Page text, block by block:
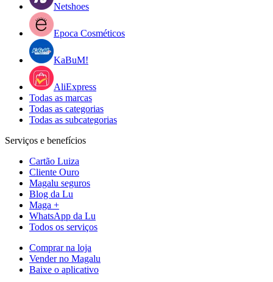
Netshoes
Epoca Cosméticos
KaBuM!
AliExpress
Todas as marcas
Todas as categorias
Todas as subcategorias
Serviços e benefícios
Cartão Luiza
Cliente Ouro
Magalu seguros
Blog da Lu
Maga +
WhatsApp da Lu
Todos os serviços
Comprar na loja
Vender no Magalu
Baixe o aplicativo